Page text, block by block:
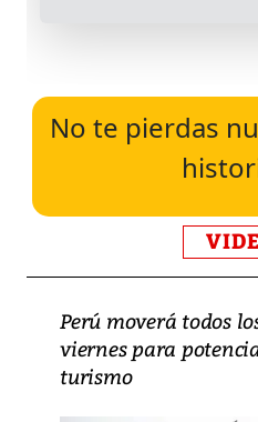
No te pierdas
Perú moverá todos
viernes para
turismo